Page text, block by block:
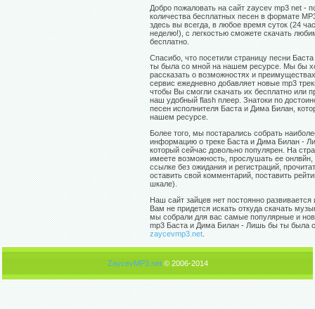
Добро пожаловать на сайт zaycev mp3 net -
количества бесплатных песен в формате
здесь вы всегда, в любое время суток (24
неделю!), с легкостью сможете скачать
бесплатно.
Спасибо, что посетили страницу песни
ты была со мной на нашем ресурсе. Мы бы
рассказать о возможностях и
сервис ежедневно добавляет новые mp3
чтобы Вы смогли скачать их бесплатно или
наш удобный flash плеер. Знатоки по
песен исполнителя Баста и Дима Билан,
нашем ресурсе.
Более того, мы постарались собрать
информацию о треке Баста и Дима Билан -
который сейчас довольно популярен. На
имеете возможность, прослушать ее онлвйн,
ссылке без ожидания и регистраций,
оставить свой комментарий, поставить
шкале).
Наш сайт зайцев нет постоянно
Вам не придется искать откуда скачать
мы собрали для вас самые популярные и
mp3 Баста и Дима Билан - Лишь бы ты была
zaycevmp3.net.
ZaycevMP3.net © 2006-2014